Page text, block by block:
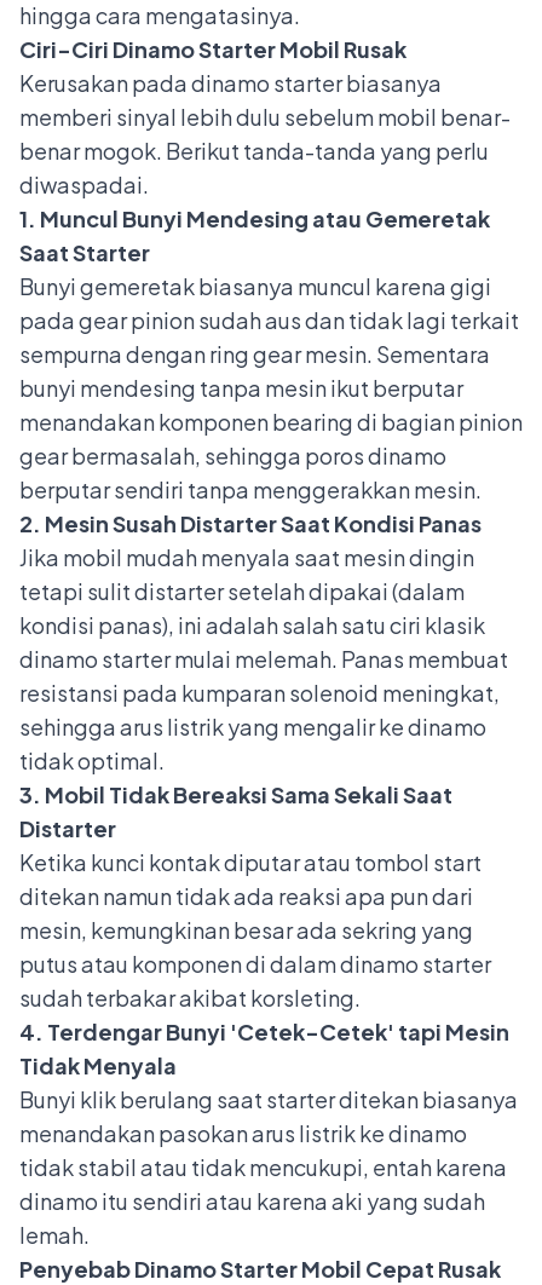
hingga cara mengatasinya.
Ciri-Ciri Dinamo Starter Mobil Rusak
Kerusakan pada dinamo starter biasanya
memberi sinyal lebih dulu sebelum mobil benar-
benar mogok. Berikut tanda-tanda yang perlu
diwaspadai.
1. Muncul Bunyi Mendesing atau Gemeretak
Saat Starter
Bunyi gemeretak biasanya muncul karena gigi
pada gear pinion sudah aus dan tidak lagi terkait
sempurna dengan ring gear mesin. Sementara
bunyi mendesing tanpa mesin ikut berputar
menandakan komponen bearing di bagian pinion
gear bermasalah, sehingga poros dinamo
berputar sendiri tanpa menggerakkan mesin.
2. Mesin Susah Distarter Saat Kondisi Panas
Jika mobil mudah menyala saat mesin dingin
tetapi sulit distarter setelah dipakai (dalam
kondisi panas), ini adalah salah satu ciri klasik
dinamo starter mulai melemah. Panas membuat
resistansi pada kumparan solenoid meningkat,
sehingga arus listrik yang mengalir ke dinamo
tidak optimal.
3. Mobil Tidak Bereaksi Sama Sekali Saat
Distarter
Ketika kunci kontak diputar atau tombol start
ditekan namun tidak ada reaksi apa pun dari
mesin, kemungkinan besar ada sekring yang
putus atau komponen di dalam dinamo starter
sudah terbakar akibat korsleting.
4. Terdengar Bunyi 'Cetek-Cetek' tapi Mesin
Tidak Menyala
Bunyi klik berulang saat starter ditekan biasanya
menandakan pasokan arus listrik ke dinamo
tidak stabil atau tidak mencukupi, entah karena
dinamo itu sendiri atau karena aki yang sudah
lemah.
Penyebab Dinamo Starter Mobil Cepat Rusak